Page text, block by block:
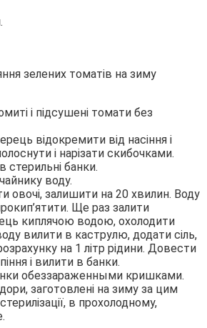
зелених томатів на зиму
і підсушені томати без
відокремити від насіння і
і нарізати скибочками.
стерильні банки.
воду.
овочі, залишити на 20 хвилин. Воду
Ще раз залити
киплячою водою, охолодити
вилити в каструлю, додати сіль,
на 1 літр рідини. Довести
і вилити в банки.
обеззараженными кришками.
заготовлені на зиму за цим
в прохолодному,